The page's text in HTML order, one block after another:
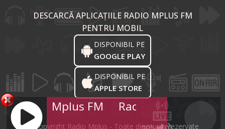
DESCARCĂ APLICAȚIILE RADIO MPLUS FM
PENTRU MOBIL
DISPONIBIL PE
GOOGLE PLAY
DISPONIBIL PE
APPLE STORE
© Copyright Radio Mplus - Toate drepturile rezervate
Radio Mplus FM Radio Mplus FM